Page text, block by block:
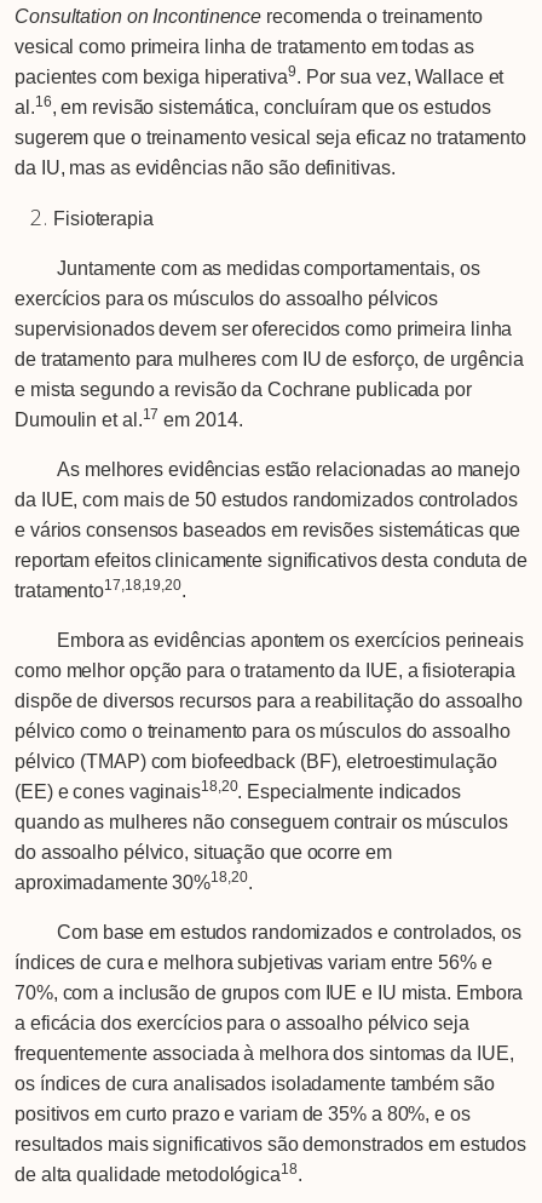
Consultation on Incontinence recomenda o treinamento
vesical como primeira linha de tratamento em todas as
pacientes com bexiga hiperativa9. Por sua vez, Wallace et
al.16, em revisão sistemática, concluíram que os estudos
sugerem que o treinamento vesical seja eficaz no tratamento
da IU, mas as evidências não são definitivas.
Fisioterapia
Juntamente com as medidas comportamentais, os
exercícios para os músculos do assoalho pélvicos
supervisionados devem ser oferecidos como primeira linha
de tratamento para mulheres com IU de esforço, de urgência
e mista segundo a revisão da Cochrane publicada por
Dumoulin et al.17 em 2014.
As melhores evidências estão relacionadas ao manejo
da IUE, com mais de 50 estudos randomizados controlados
e vários consensos baseados em revisões sistemáticas que
reportam efeitos clinicamente significativos desta conduta de
tratamento17,18,19,20.
Embora as evidências apontem os exercícios perineais
como melhor opção para o tratamento da IUE, a fisioterapia
dispõe de diversos recursos para a reabilitação do assoalho
pélvico como o treinamento para os músculos do assoalho
pélvico (TMAP) com biofeedback (BF), eletroestimulação
(EE) e cones vaginais18,20. Especialmente indicados
quando as mulheres não conseguem contrair os músculos
do assoalho pélvico, situação que ocorre em
aproximadamente 30%18,20.
Com base em estudos randomizados e controlados, os
índices de cura e melhora subjetivas variam entre 56% e
70%, com a inclusão de grupos com IUE e IU mista. Embora
a eficácia dos exercícios para o assoalho pélvico seja
frequentemente associada à melhora dos sintomas da IUE,
os índices de cura analisados isoladamente também são
positivos em curto prazo e variam de 35% a 80%, e os
resultados mais significativos são demonstrados em estudos
de alta qualidade metodológica18.